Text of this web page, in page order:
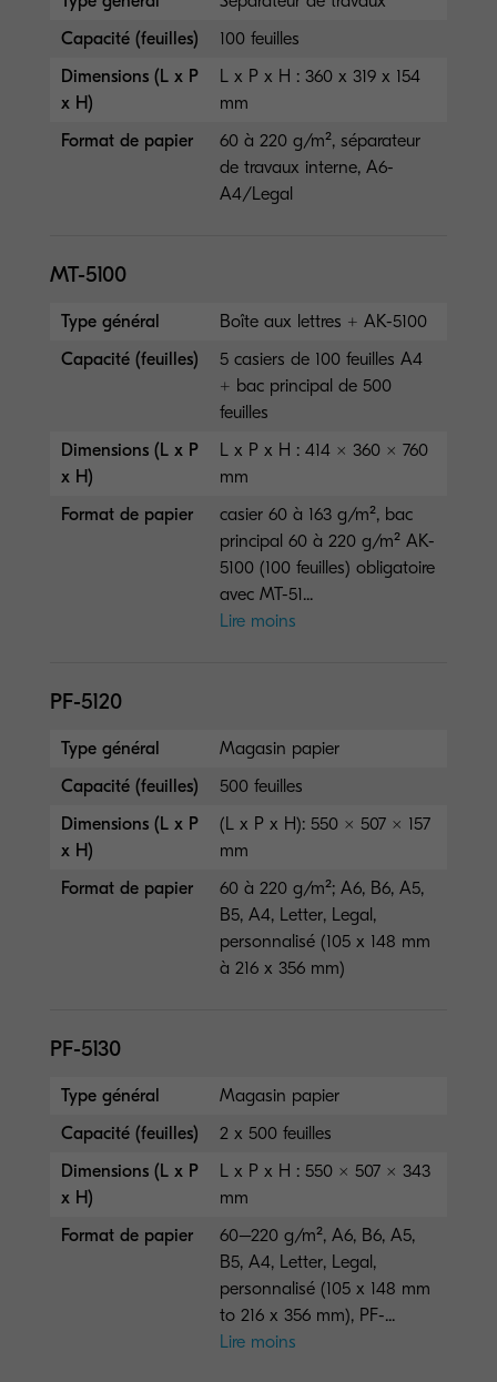
Capacité (feuilles)
100 feuilles
Dimensions (L x P
x H)
L x P x H : 360 x 319 x 154
mm
Format de papier
60 à 220 g/m², séparateur
de travaux interne, A6-
A4/Legal
MT-5100
Type général
Boîte aux lettres + AK-5100
Capacité (feuilles)
5 casiers de 100 feuilles A4
+ bac principal de 500
feuilles
Dimensions (L x P
x H)
L x P x H : 414 × 360 × 760
mm
Format de papier
casier 60 à 163 g/m², bac
principal 60 à 220 g/m² AK-
5100 (100 feuilles) obligatoire
avec MT-51...
Lire moins
PF-5120
Type général
Magasin papier
Capacité (feuilles)
500 feuilles
Dimensions (L x P
x H)
(L x P x H): 550 × 507 × 157
mm
Format de papier
60 à 220 g/m²; A6, B6, A5,
B5, A4, Letter, Legal,
personnalisé (105 x 148 mm
à 216 x 356 mm)
PF-5130
Type général
Magasin papier
Capacité (feuilles)
2 x 500 feuilles
Dimensions (L x P
x H)
L x P x H : 550 × 507 × 343
mm
Format de papier
60–220 g/m², A6, B6, A5,
B5, A4, Letter, Legal,
personnalisé (105 x 148 mm
to 216 x 356 mm), PF-...
Lire moins